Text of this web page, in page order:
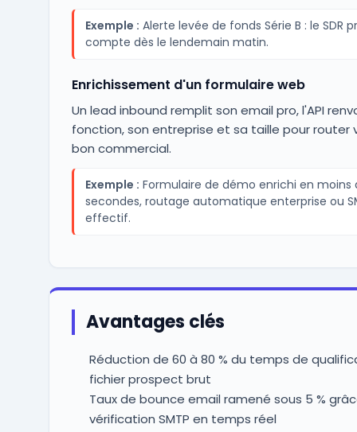
Exemple : Alerte levée de fonds Série B : le SDR
compte dès le lendemain matin.
Enrichissement d'un formulaire web
Un lead inbound remplit son email pro, l'API
fonction, son entreprise et sa taille pour router
bon commercial.
Exemple : Formulaire de démo enrichi en moins
secondes, routage automatique enterprise ou
effectif.
Avantages clés
Réduction de 60 à 80 % du temps de
fichier prospect brut
Taux de bounce email ramené sous 5 %
vérification SMTP en temps réel